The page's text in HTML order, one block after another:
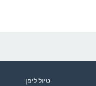
טיול ליפן